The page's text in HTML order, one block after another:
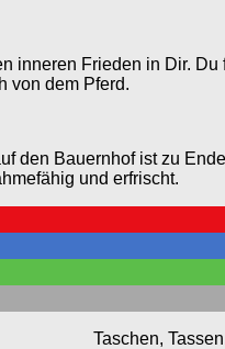
inneren Frieden in Dir.
von dem Pferd.
den Bauernhof ist zu
und erfrischt.
Taschen,